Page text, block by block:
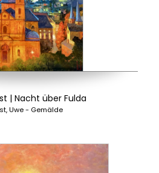
| Nacht über Fulda
Uwe - Gemälde